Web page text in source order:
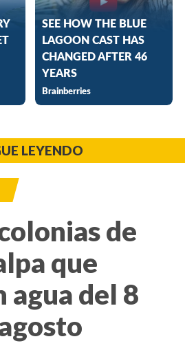
LEYENDO
de
que
agua del 8